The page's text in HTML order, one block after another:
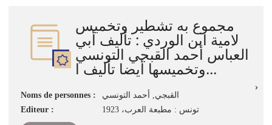
immédiate)
مجموع به تشطير وتخميس
لامية ابن الوردي : تأليف أبي
العباس أحمد القبجي التونسي
وتخميسها أيضا تأليف ا...
Noms de personnes :
القبجي, أحمد التونسي
Editeur :
تونس : مطبعة العرب، 1923